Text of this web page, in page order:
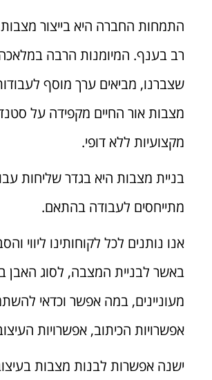
התמחות החברה היא בייצור מצבות
רב בענף. המיומנות הרבה במלאכה
שצברנו, מביאים ערך מוסף
מצבות אור החיים מקפידה על
מקצועיות ללא דופי.
בניית מצבות היא בגדר שליחות
מתייחסים לעבודה בהתאם.
אנו נותנים לכל לקוחותינו ליווי
באשר לבניית המצבה, לסוג האבן
מעוניינים, במה אפשר וכדאי
אפשרויות הכיתוב, אפשרויות
ישנה אפשרות לבנות מצבות